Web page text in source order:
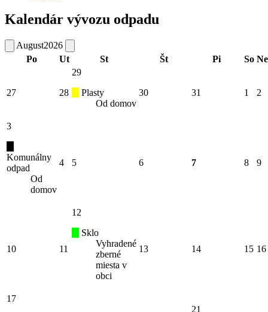
Kalendár vývozu odpadu
August2026
Po
Ut St Št Pi So Ne
27 28
29
Plasty
Od domov
30 31 1 2
3
Komunálny
odpad
Od
domov
4 5 6 7 8 9
10 11
12
Sklo
Vyhradené
zberné
miesta v
obci
13 14 15 16
17
21